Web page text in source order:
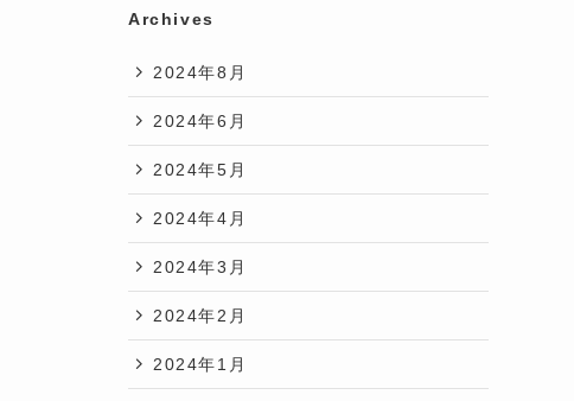
Archives
2024年8月
2024年6月
2024年5月
2024年4月
2024年3月
2024年2月
2024年1月